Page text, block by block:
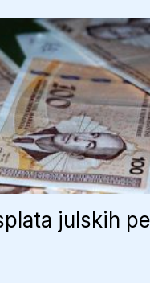
julskih